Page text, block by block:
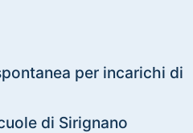
per incarichi di
di Sirignano